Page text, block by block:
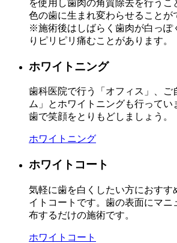
を使用し歯肉の角質除去を行うこ
色の歯に生まれ変わらせることが
※施術後はしばらく歯肉が白っぽ
りピリピリ痛むことがあります。
ホワイトニング
歯科医院で行う「オフィス」、ご
ム」とホワイトニングも行ってい
歯で笑顔をとりもどしましょう。
ホワイトニング
ホワイトコート
気軽に歯を白くしたい方におすす
イトコートです。歯の表面にマニ
布するだけの施術です。
ホワイトコート